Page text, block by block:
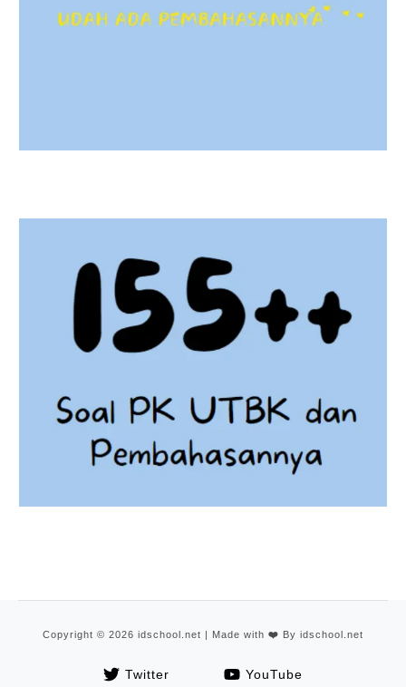
Copyright © 2026 idschool.net | Made with ❤️ By idschool.net
Twitter YouTube